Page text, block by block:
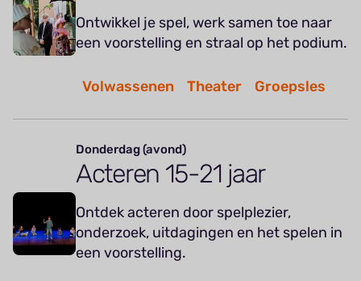
Ontwikkel je spel, werk samen toe naar
een voorstelling en straal op het podium.
Volwassenen Theater Groepsles
Donderdag (avond)
Acteren 15-21 jaar
Ontdek acteren door spelplezier,
onderzoek, uitdagingen en het spelen in
een voorstelling.